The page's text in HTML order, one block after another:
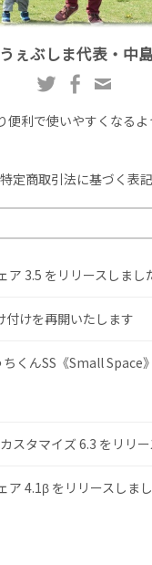
うぇぶしま代表・中
便利で使いやすくなる
特定商取引法に基づく表記
ア 3.5 をリリースしまし
付けを再開いたします
ちくんSS《Small Space
スタマイズ 6.3 をリリ
ア 4.1β をリリースしま